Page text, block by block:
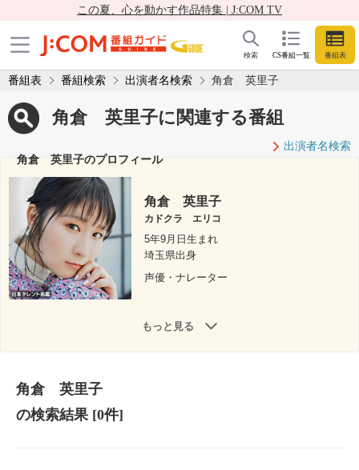
この夏、心を動かす作品特集 | J:COM TV
CS番組一覧 番組表
検索
番組表 番組検索 出演者名検索 角倉 英里子
角倉 英里子に関連する番組
出演者名検索
角倉 英里子のプロフィール
角倉 英里子
カドクラ エリコ
5年9月日生まれ
埼玉県出身
声優・ナレーター
もっと見る
角倉 英里子
の検索結果[0件]